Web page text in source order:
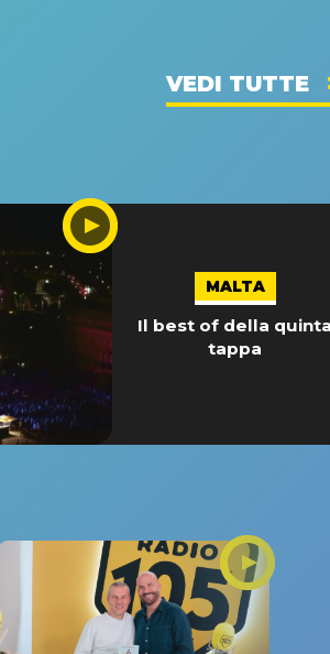
VEDI TUTTE
MALTA
Il best of della quinta
tappa